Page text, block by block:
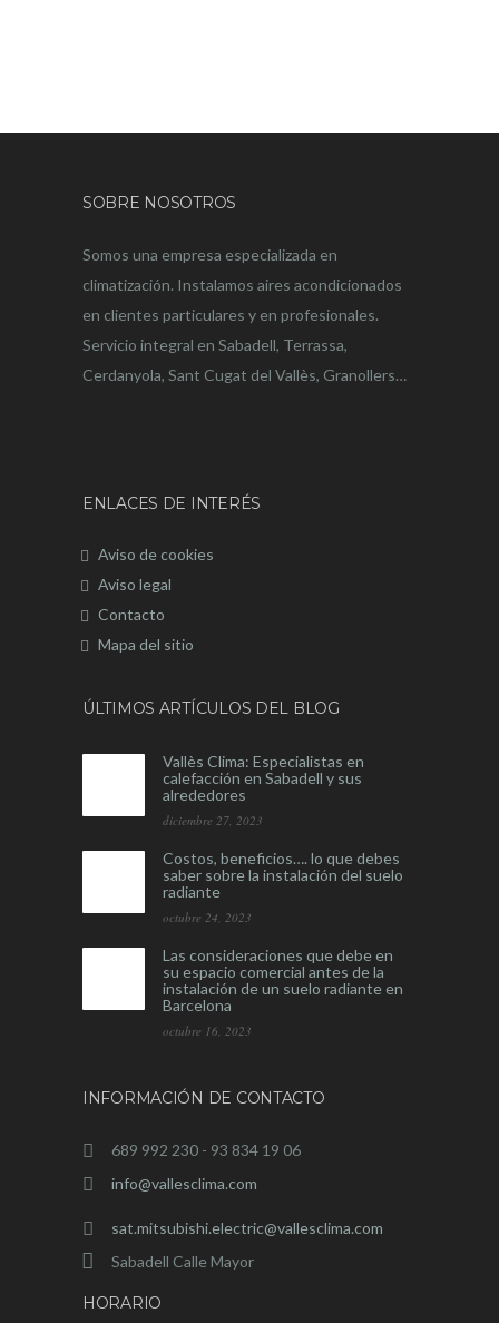
SOBRE NOSOTROS
Somos una empresa especializada en
climatización. Instalamos aires acondicionados
en clientes particulares y en profesionales.
Servicio integral en Sabadell, Terrassa,
Cerdanyola, Sant Cugat del Vallès, Granollers…
ENLACES DE INTERÉS
Aviso de cookies
Aviso legal
Contacto
Mapa del sitio
ÚLTIMOS ARTÍCULOS DEL BLOG
Vallès Clima: Especialistas en
calefacción en Sabadell y sus
alrededores
diciembre 27, 2023
Costos, beneficios…. lo que debes
saber sobre la instalación del suelo
radiante
octubre 24, 2023
Las consideraciones que debe en
su espacio comercial antes de la
instalación de un suelo radiante en
Barcelona
octubre 16, 2023
INFORMACIÓN DE CONTACTO
689 992 230 - 93 834 19 06
info@vallesclima.com
sat.mitsubishi.electric@vallesclima.com
Sabadell Calle Mayor
HORARIO